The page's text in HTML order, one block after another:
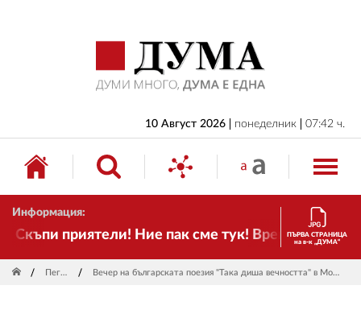
10 Август 2026 понеделник 07:42 ч.
Информация:
приятели! Ние пак сме тук! Времето сеПЪРВА СТРАНИЦА
на в-к „ДУМА“
Пегас Вечер на българската поезия "Така диша вечността" в Москва
БЪЛГАРИЯ
ИКОНОМИКА
ИЗБОРИ
СВЯТ